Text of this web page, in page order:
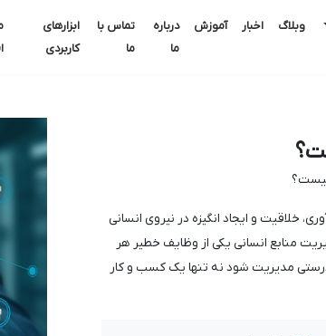
وبلاگ اخبار آموزش
درباره
ما
تماس با
ما
ابزارهای
کاربردی
خلاقیت و ایجاد انگیزه در نیروی انسانی
منابع انسانی یکی از وظایف خطیر هر
مدیریت شود نه تنها یک کسب و کار